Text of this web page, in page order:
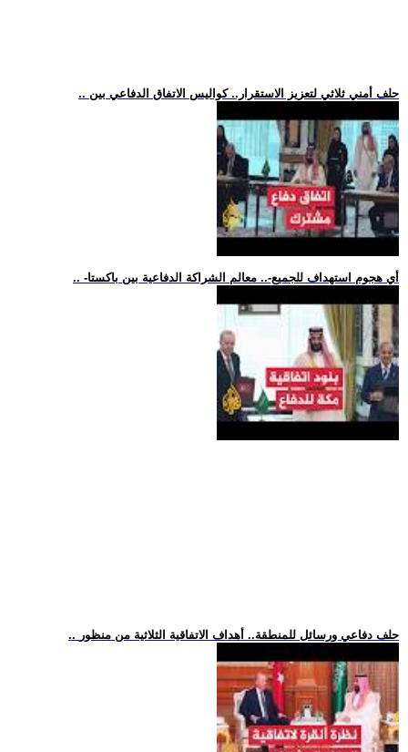
.. حلف أمني ثلاثي لتعزيز الاستقرار.. كواليس الاتفاق الدفاعي بين
.. -أي هجوم استهداف للجميع-.. معالم الشراكة الدفاعية بين باكستا
.. حلف دفاعي ورسائل للمنطقة.. أهداف الاتفاقية الثلاثية من منظور